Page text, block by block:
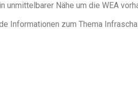
unmittelbarer Nähe um die WEA
Informationen zum Thema